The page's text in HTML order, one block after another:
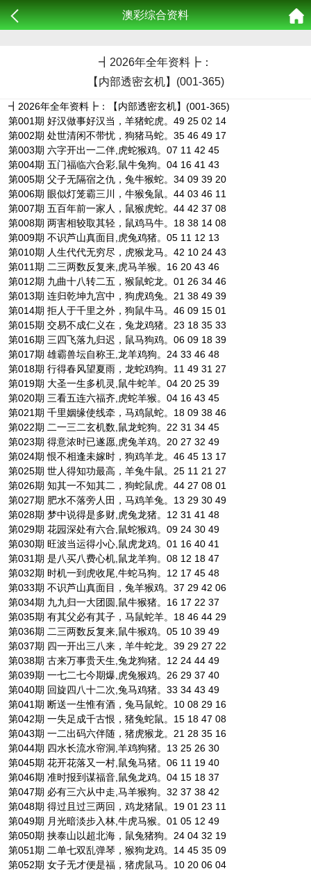
澳彩综合资料
┫ 2026年全年资料┣：
【内部透密玄机】(001-365)
┫2026年全年资料┣：【内部透密玄机】(001-365)
第001期 好汉做事好汉当，羊猪蛇虎。49 25 02 14
第002期 处世清闲不带忧，狗猪马蛇。35 46 49 17
第003期 六字开出一二伴,虎蛇猴鸡。07 11 42 45
第004期 五门福临六合彩,鼠牛兔狗。04 16 41 43
第005期 父子无隔宿之仇，兔牛猴蛇。34 09 39 20
第006期 眼似灯笼霸三川，牛猴兔鼠。44 03 46 11
第007期 五百年前一家人，鼠猴虎蛇。44 42 37 08
第008期 两害相较取其轻，鼠鸡马牛。18 38 14 08
第009期 不识芦山真面目,虎兔鸡猪。05 11 12 13
第010期 人生代代无穷尽，虎猴龙马。42 10 24 43
第011期 二三两数反复来,虎马羊猴。16 20 43 46
第012期 九曲十八转二五，猴鼠蛇龙。01 26 34 46
第013期 连归乾坤九宫中，狗虎鸡兔。21 38 49 39
第014期 拒人于千里之外，狗鼠牛马。46 09 15 01
第015期 交易不成仁义在，兔龙鸡猪。23 18 35 33
第016期 三四飞落九归迟，鼠马狗鸡。06 09 18 39
第017期 雄霸兽坛自称王,龙羊鸡狗。24 33 46 48
第018期 行得春风望夏雨，龙蛇鸡狗。11 49 31 27
第019期 大圣一生多机灵,鼠牛蛇羊。04 20 25 39
第020期 三看五连六福齐,虎蛇羊猴。04 16 43 45
第021期 千里姻缘使线牵，马鸡鼠蛇。18 09 38 46
第022期 二一三二玄机数,鼠龙蛇狗。22 31 34 45
第023期 得意浓时已遂愿,虎兔羊鸡。20 27 32 49
第024期 恨不相逢未嫁时，狗鸡羊龙。46 45 13 17
第025期 世人得知功最高，羊兔牛鼠。25 11 21 27
第026期 知其一不知其二，狗蛇鼠虎。44 27 08 01
第027期 肥水不落旁人田，马鸡羊兔。13 29 30 49
第028期 梦中说得是多财,虎兔龙猪。12 31 41 48
第029期 花园深处有六合,鼠蛇猴鸡。09 24 30 49
第030期 旺波当运得小心,鼠虎龙鸡。01 16 40 41
第031期 是八买八费心机,鼠龙羊狗。08 12 18 47
第032期 时机一到虎收尾,牛蛇马狗。12 17 45 48
第033期 不识芦山真面目，兔羊猴鸡。37 29 42 06
第034期 九九归一大团圆,鼠牛猴猪。16 17 22 37
第035期 有其父必有其子，马鼠蛇羊。18 46 44 29
第036期 二三两数反复来,鼠牛猴鸡。05 10 39 49
第037期 四一开出三八来，羊牛蛇龙。39 29 27 22
第038期 古来万事贵天生,兔龙狗猪。12 24 44 49
第039期 一七二七今期爆,虎兔猴鸡。26 29 37 40
第040期 回旋四八十二次,兔马鸡猪。33 34 43 49
第041期 断送一生惟有酒，兔马鼠蛇。10 08 29 16
第042期 一失足成千古恨，猪兔蛇鼠。15 18 47 08
第043期 一二出码六伴随，猪虎猴龙。21 28 35 16
第044期 四水长流水帘洞,羊鸡狗猪。13 25 26 30
第045期 花开花落又一村,鼠兔马猪。06 11 19 40
第046期 准时报到谋福音,鼠兔龙鸡。04 15 18 37
第047期 必有三六从中走,马羊猴狗。32 37 38 42
第048期 得过且过三两回，鸡龙猪鼠。19 01 23 11
第049期 月光暗淡步入林,牛虎马猴。01 05 12 49
第050期 挟泰山以超北海，鼠兔猪狗。24 04 32 19
第051期 二单七双乱弹琴，猴狗龙鸡。14 45 35 09
第052期 女子无才便是福，猪虎鼠马。10 20 06 04